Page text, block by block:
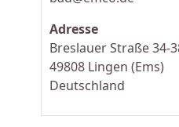
Adresse
Breslauer Straße 34-
49808 Lingen (Ems)
Deutschland